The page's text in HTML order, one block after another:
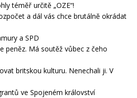
téměř určitě „OZE“!
a dál vás chce brutálně okrádat
a SPD
peněz. Má soutěž vůbec z čeho
britskou kulturu. Nenechali ji. V
ve Spojeném království